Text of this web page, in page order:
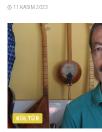
11 KASIM 2023
KÜLTÜR